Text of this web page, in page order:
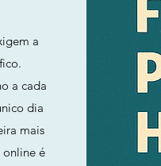
a
a cada
dia
mais
é